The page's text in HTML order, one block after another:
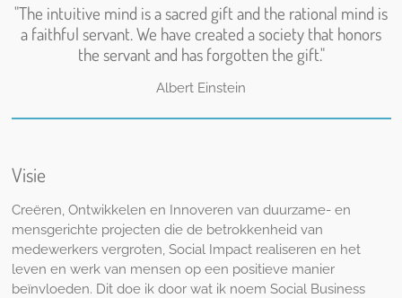
"The intuitive mind is a sacred gift and the rational mind is
a faithful servant. We have created a society that honors
the servant and has forgotten the gift."
Albert Einstein
Visie
Creëren, Ontwikkelen en Innoveren van duurzame- en
mensgerichte projecten die de betrokkenheid van
medewerkers vergroten, Social Impact realiseren en het
leven en werk van mensen op een positieve manier
beïnvloeden. Dit doe ik door wat ik noem Social Business